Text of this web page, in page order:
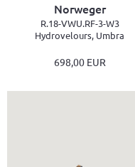
Norweger
R.18-VWU.RF-3-W3
Hydrovelours, Umbra
698,00 EUR